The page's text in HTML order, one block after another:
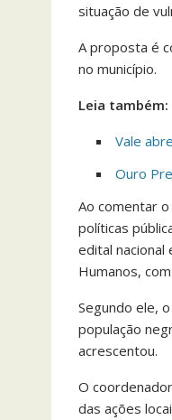
situação de
A proposta é
no município.
Leia também:
Vale
Ouro
Ao comentar
políticas
edital nacional
Humanos,
Segundo ele,
população
acrescentou.
O
das ações